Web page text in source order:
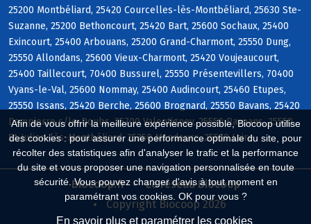
Afin de vous offrir la meilleure expérience possible, Biocoop utilise
des cookies : pour assurer une performance optimale du site, pour
récolter des statistiques afin d'analyser le trafic et la performance
du site et vous proposer une navigation personnalisée en toute
sécurité. Vous pouvez changer d'avis à tout moment en
paramétrant vos cookies. OK pour vous ?
En savoir plus et paramétrer les cookies
25200 Montbéliard, 25420 Courcelles-lès-Montbéliard, 25630 Ste-
Suzanne, 25200 Bethoncourt, 25420 Bart, 25600 Sochaux, 25400
Exincourt, 25400 Arbouans, 25200 Grand-Charmont, 25550 Dung,
25550 Allondans, 25600 Vieux-Charmont, 25420 Voujeaucourt,
25400 Taillecourt, 70400 Bussurel, 25550 Présentevillers, 70400
Vyans-le-Val, 25600 Nommay, 25400 Audincourt, 25460 Etupes,
25550 Issans, 25420 Berche, 25600 Brognard, 25550 Bavans, 25420
Dampierre s/le-Doubs, 25700 Valentigney, 25550 Raynans, 25550
St-Julien-lès-Montbéliard, 25350 Mandeure, 25550 Laire
Biocoop.fr
Le réseau Biocoop
Copyright Biocoop 2026